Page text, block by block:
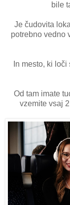
bile
Je čudovita
potrebno vedno
In mesto, ki
Od tam imate
vzemite vsaj